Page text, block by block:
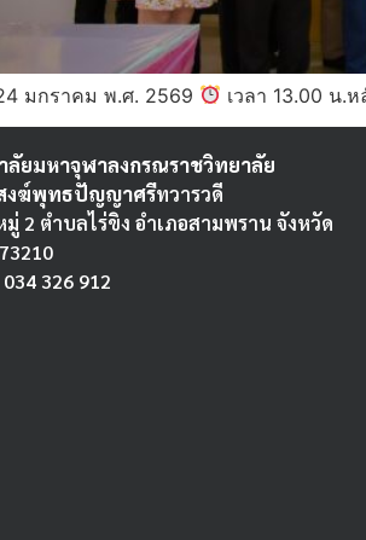
มกราคม พ.ศ. 2569 เวลา 13.00 น.
ลัยมหาจุฬาลงกรณราชวิทยาลัย
งฆ์พุทธปัญญาศรีทวารวดี
มู่ 2 ตำบลไร่ขิง อำเภอสามพราน จังหวัด
326 912